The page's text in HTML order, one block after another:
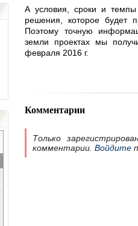
А условия, сроки и темпы
решения, которое будет
Поэтому точную
земли проектах мы
февраля 2016 г.
Комментарии
Только
комментарии. Войдите